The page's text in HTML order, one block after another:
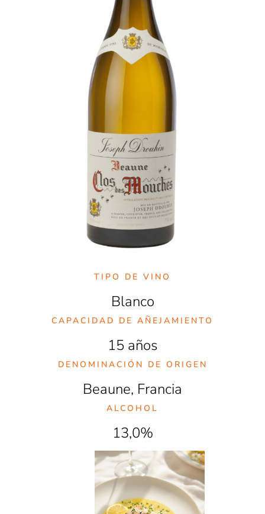
TIPO DE VINO
Blanco
CAPACIDAD DE AÑEJAMIENTO
15 años
DENOMINACIÓN DE ORIGEN
Beaune, Francia
ALCOHOL
13,0%